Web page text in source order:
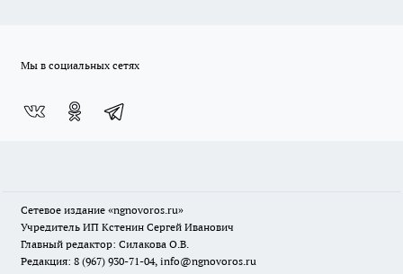
Мы в социальных сетях
Сетевое издание «ngnovoros.ru»
Учредитель ИП Кстенин Сергей Иванович
Главный редактор: Силакова О.В.
Редакция: 8 (967) 930-71-04, info@ngnovoros.ru